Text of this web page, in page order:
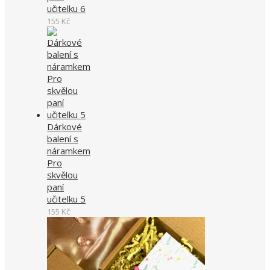
učitelku 6
155 Kč
Dárkové
balení s
náramkem
Pro
skvělou
paní
učitelku 5
155 Kč